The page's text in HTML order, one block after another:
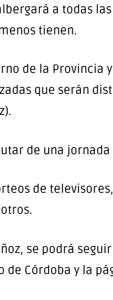
a todas
tienen.
de la
que serán
de una
de
se podrá
Córdoba y la